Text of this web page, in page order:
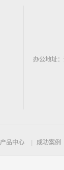
办公地址
产品中心 成功案例